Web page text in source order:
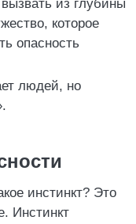
из глубины
которое
опасность
людей, но
инстинкт? Это
Инстинкт